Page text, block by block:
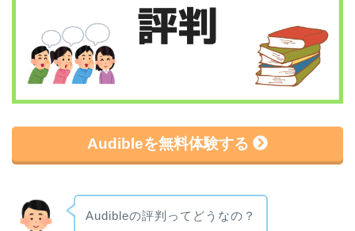
Audibleを無料体験する
Audibleの評判ってどうなの？